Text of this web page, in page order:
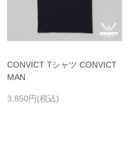
CONVICT Tシャツ CONVICT
MAN
3,850円(税込)